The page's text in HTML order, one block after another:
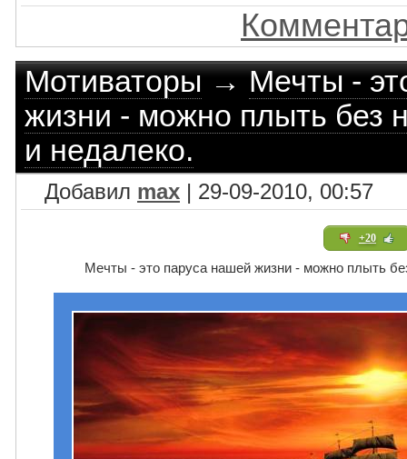
Мотиваторы→Мечты -
жизни - можно плыть без
и недалеко.
Добавил max | 29-09-2010, 00:57
+20
Мечты - это паруса нашей жизни - можно плыть